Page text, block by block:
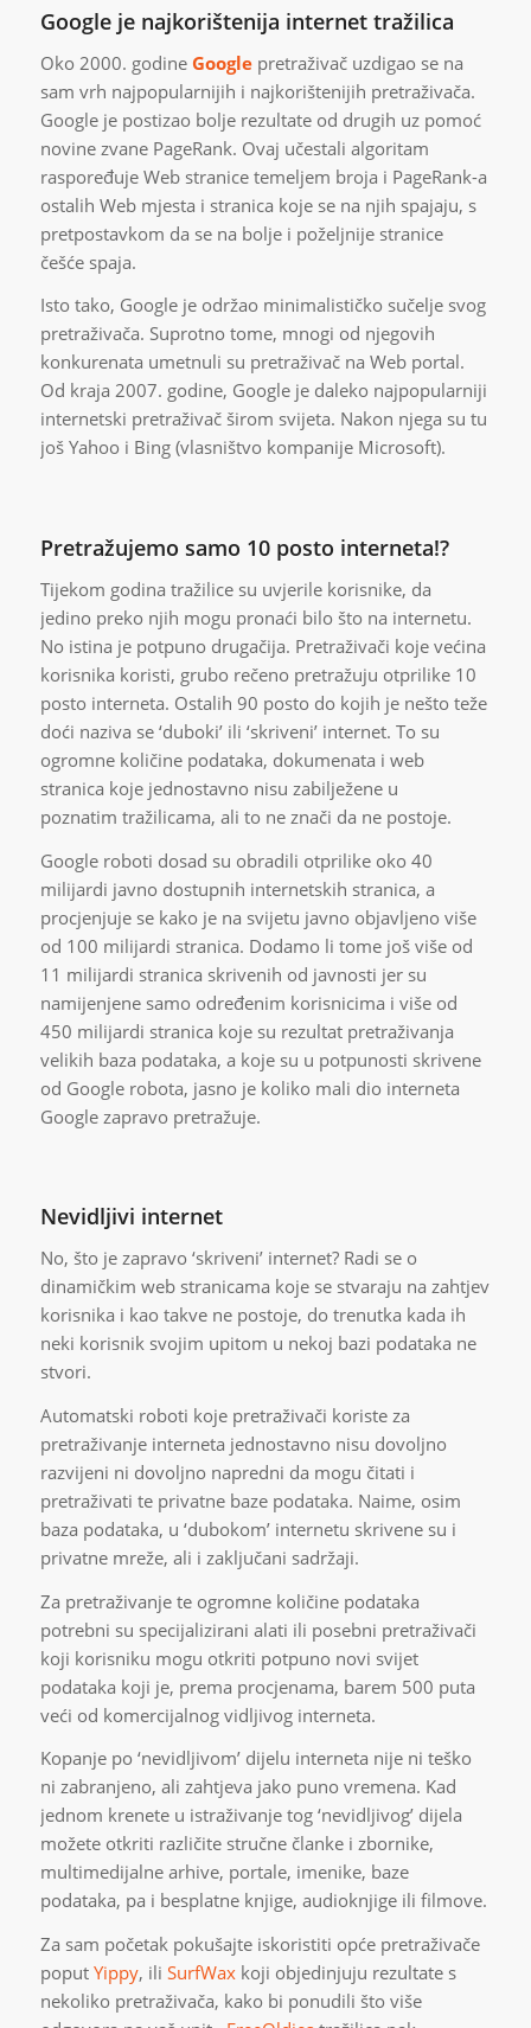
Google je najkorištenija internet tražilica
Oko 2000. godine Googlepretraživač uzdigao se na
sam vrh najpopularnijih i najkorištenijih pretraživača.
Google je postizao bolje rezultate od drugih uz pomoć
novine zvane PageRank. Ovaj učestali algoritam
raspoređuje Web stranice temeljem broja i PageRank-a
ostalih Web mjesta i stranica koje se na njih spajaju, s
pretpostavkom da se na bolje i poželjnije stranice
češće spaja.
Isto tako, Google je održao minimalističko sučelje svog
pretraživača. Suprotno tome, mnogi od njegovih
konkurenata umetnuli su pretraživač na Web portal.
Od kraja 2007. godine, Google je daleko najpopularniji
internetski pretraživač širom svijeta. Nakon njega su tu
još Yahoo i Bing (vlasništvo kompanije Microsoft).
Pretražujemo samo 10 posto interneta!?
Tijekom godina tražilice su uvjerile korisnike, da
jedino preko njih mogu pronaći bilo što na internetu.
No istina je potpuno drugačija. Pretraživači koje većina
korisnika koristi, grubo rečeno pretražuju otprilike 10
posto interneta. Ostalih 90 posto do kojih je nešto teže
doći naziva se ‘duboki’ ili ‘skriveni’ internet. To su
ogromne količine podataka, dokumenata i web
stranica koje jednostavno nisu zabilježene u
poznatim tražilicama, ali to ne znači da ne postoje.
Google roboti dosad su obradili otprilike oko 40
milijardi javno dostupnih internetskih stranica, a
procjenjuje se kako je na svijetu javno objavljeno više
od 100 milijardi stranica. Dodamo li tome još više od
11 milijardi stranica skrivenih od javnosti jer su
namijenjene samo određenim korisnicima i više od
450 milijardi stranica koje su rezultat pretraživanja
velikih baza podataka, a koje su u potpunosti skrivene
od Google robota, jasno je koliko mali dio interneta
Google zapravo pretražuje.
Nevidljivi internet
No, što je zapravo ‘skriveni’ internet? Radi se o
dinamičkim web stranicama koje se stvaraju na zahtjev
korisnika i kao takve ne postoje, do trenutka kada ih
neki korisnik svojim upitom u nekoj bazi podataka ne
stvori.
Automatski roboti koje pretraživači koriste za
pretraživanje interneta jednostavno nisu dovoljno
razvijeni ni dovoljno napredni da mogu čitati i
pretraživati te privatne baze podataka. Naime, osim
baza podataka, u ‘dubokom’ internetu skrivene su i
privatne mreže, ali i zaključani sadržaji.
Za pretraživanje te ogromne količine podataka
potrebni su specijalizirani alati ili posebni pretraživači
koji korisniku mogu otkriti potpuno novi svijet
podataka koji je, prema procjenama, barem 500 puta
veći od komercijalnog vidljivog interneta.
Kopanje po ‘nevidljivom’ dijelu interneta nije ni teško
ni zabranjeno, ali zahtjeva jako puno vremena. Kad
jednom krenete u istraživanje tog ‘nevidljivog’ dijela
možete otkriti različite stručne članke i zbornike,
multimedijalne arhive, portale, imenike, baze
podataka, pa i besplatne knjige, audioknjige ili filmove.
Za sam početak pokušajte iskoristiti opće pretraživače
poput Yippy, ili SurfWaxkoji objedinjuju rezultate s
nekoliko pretraživača, kako bi ponudili što više